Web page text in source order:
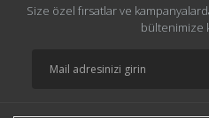
Size özel fırsatlar ve
bültenimize